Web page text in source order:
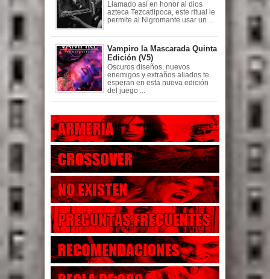
Llamado así en honor al dios
azteca Tezcatlipoca, este ritual le
permite al Nigromante usar un ...
Vampiro la Mascarada Quinta
Edición (V5)
Oscuros diseños, nuevos
enemigos y extraños aliados te
esperan en esta nueva edición
del juego ...